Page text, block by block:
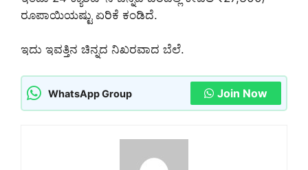
ರೂಪಾಯಿಯಷ್ಟು ಏರಿಕೆ ಕಂಡಿದೆ.
ಇದು ಇವತ್ತಿನ ಚಿನ್ನದ ನಿಖರವಾದ ಬೆಲೆ.
WhatsApp Group Join Now